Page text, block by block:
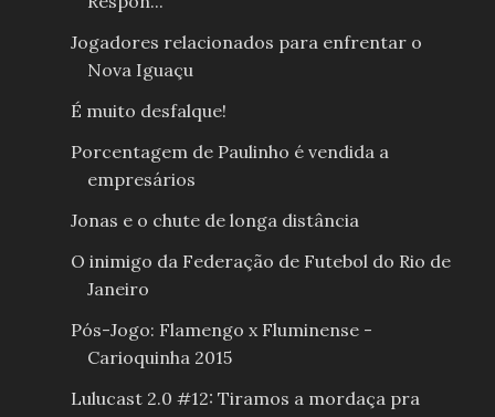
Jogadores relacionados para enfrentar o
Nova Iguaçu
É muito desfalque!
Porcentagem de Paulinho é vendida a
empresários
Jonas e o chute de longa distância
O inimigo da Federação de Futebol do Rio de
Janeiro
Pós-Jogo: Flamengo x Fluminense -
Carioquinha 2015
Lulucast 2.0 #12: Tiramos a mordaça pra